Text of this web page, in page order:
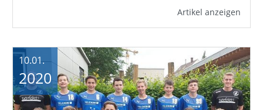
Artikel anzeigen
10.01.
2020